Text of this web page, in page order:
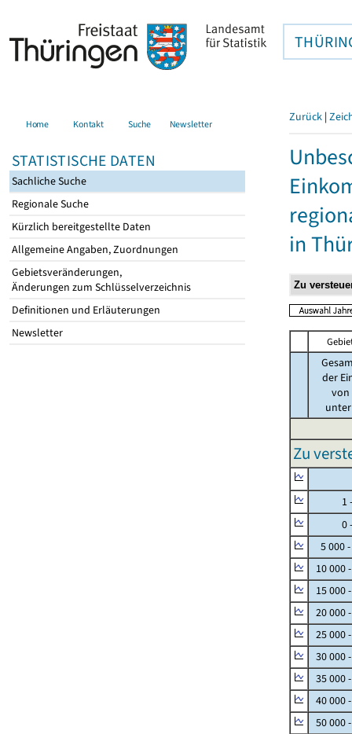
Home Kontakt Suche Newsletter
STATISTISCHE DATEN
Sachliche Suche
Regionale Suche
Kürzlich bereitgestellte Daten
Allgemeine Angaben, Zuordnungen
Gebietsveränderungen,
Änderungen zum Schlüsselverzeichnis
Definitionen und Erläuterungen
Newsletter
Zurück |
in
der
von
unter
Zu
1 -
0 -
5 000
10 000
15 000
20 000
25 000
30 000
35 000
40 000
50 000